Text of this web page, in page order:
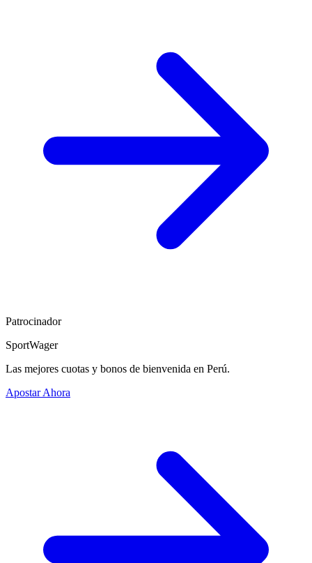
Patrocinador
SportWager
Las mejores cuotas y bonos de bienvenida en Perú.
Apostar Ahora